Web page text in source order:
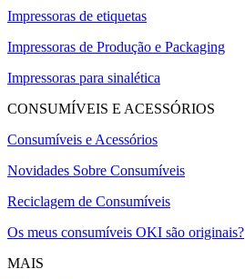
Impressoras de etiquetas
Impressoras de Produção e Packaging
Impressoras para sinalética
CONSUMÍVEIS E ACESSÓRIOS
Consumíveis e Acessórios
Novidades Sobre Consumíveis
Reciclagem de Consumíveis
Os meus consumíveis OKI são originais?
MAIS